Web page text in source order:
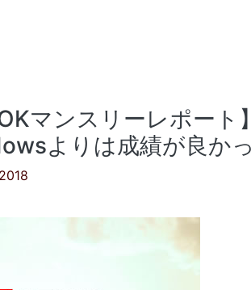
マンスリーレポート
よりは成績が良かっ